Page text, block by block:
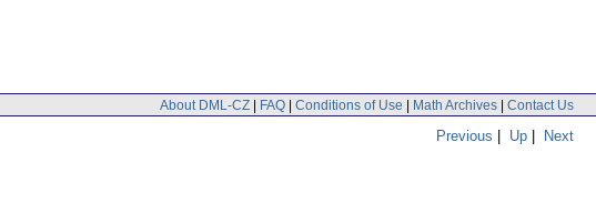
About DML-CZ | FAQ | Conditions of Use | Math Archives | Contact Us
Previous | Up | Next